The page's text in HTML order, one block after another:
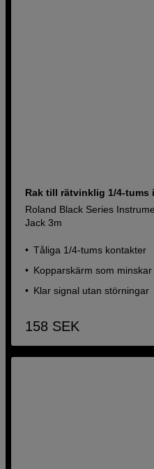
Rak till rätvinklig 1/4-tums
Roland Black Series
Jack 3m
Tåliga 1/4-tums kontakter
Kopparskärm som
Klar signal utan störningar
158 SEK